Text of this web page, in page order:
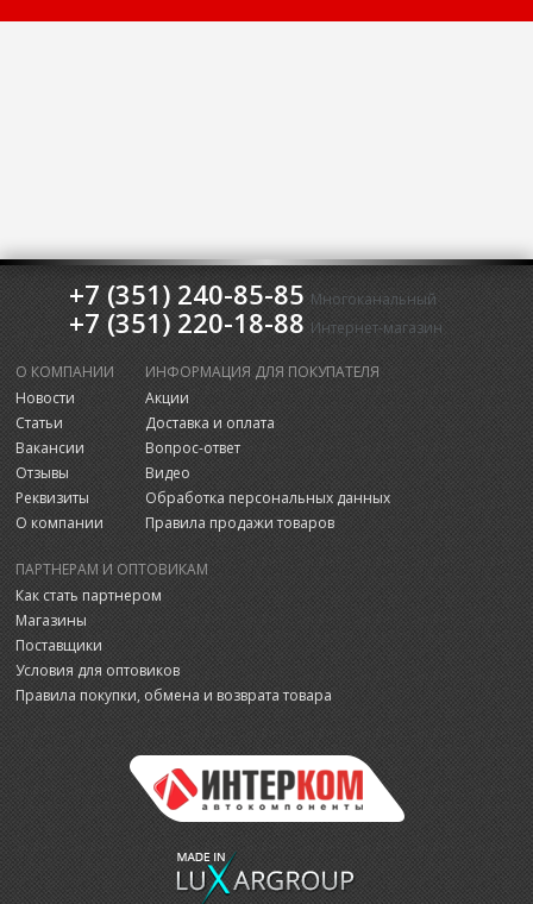
+7 (351) 240-85-85 Многоканальный
+7 (351) 220-18-88 Интернет-магазин
О КОМПАНИИ
Новости
Статьи
Вакансии
Отзывы
Реквизиты
О компании
ИНФОРМАЦИЯ ДЛЯ ПОКУПАТЕЛЯ
Акции
Доставка и оплата
Вопрос-ответ
Видео
Обработка персональных данных
Правила продажи товаров
ПАРТНЕРАМ И ОПТОВИКАМ
Как стать партнером
Магазины
Поставщики
Условия для оптовиков
Правила покупки, обмена и возврата товара